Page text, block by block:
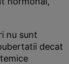
nu sunt
decat